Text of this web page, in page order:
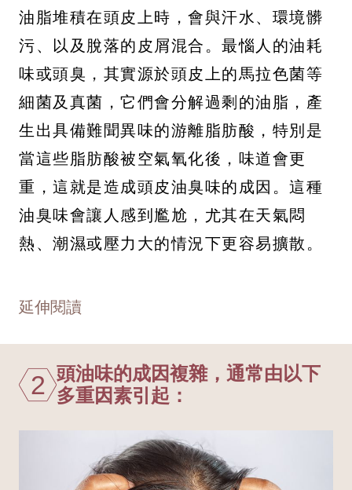
油脂堆積在頭皮上時，會與汗水、環境髒
污、以及脫落的皮屑混合。最惱人的油耗
味或頭臭，其實源於頭皮上的馬拉色菌等
細菌及真菌，它們會分解過剩的油脂，產
生出具備難聞異味的游離脂肪酸，特別是
當這些脂肪酸被空氣氧化後，味道會更
重，這就是造成頭皮油臭味的成因。這種
油臭味會讓人感到尷尬，尤其在天氣悶
熱、潮濕或壓力大的情況下更容易擴散。
延伸閱讀
2 頭油味的成因複雜，通常由以下
多重因素引起：